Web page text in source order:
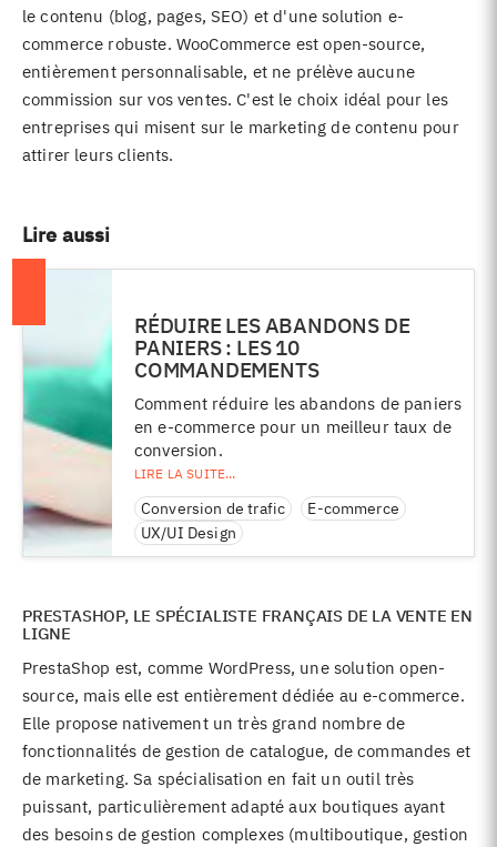
le contenu (blog, pages, SEO) et d'une solution e-
commerce robuste. WooCommerce est open-source,
entièrement personnalisable, et ne prélève aucune
commission sur vos ventes. C'est le choix idéal pour les
entreprises qui misent sur le marketing de contenu pour
attirer leurs clients.
Lire aussi
RÉDUIRE LES ABANDONS DE
PANIERS : LES 10
COMMANDEMENTS
Comment réduire les abandons de paniers
en e-commerce pour un meilleur taux de
conversion.
Conversion de trafic
E-commerce
UX/UI Design
PRESTASHOP, LE SPÉCIALISTE FRANÇAIS DE LA VENTE EN
LIGNE
PrestaShop est, comme WordPress, une solution open-
source, mais elle est entièrement dédiée au e-commerce.
Elle propose nativement un très grand nombre de
fonctionnalités de gestion de catalogue, de commandes et
de marketing. Sa spécialisation en fait un outil très
puissant, particulièrement adapté aux boutiques ayant
des besoins de gestion complexes (multiboutique, gestion